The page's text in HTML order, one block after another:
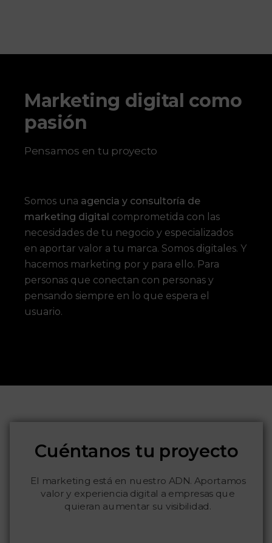
Marketing digital como
pasión
Pensamos en tu proyecto
Somos una agencia y consultoría de
marketing digital comprometida con las
necesidades de tu negocio y especializados
en aportar valor a tu marca. Somos digitales. Y
hacemos marketing por y para ello. Para
personas que conectan con personas y
pensando siempre en lo que espera el
usuario.
Cuéntanos tu proyecto
El marketing está en nuestro ADN. Aportamos
valor y experiencia digital a empresas que
quieran aumentar su visibilidad.